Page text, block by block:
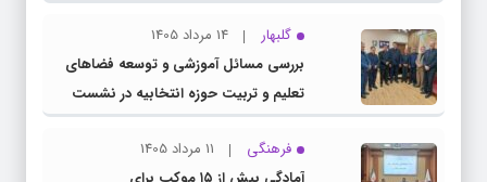
گلبهار
14 مرداد 1405
بررسی مسائل آموزشی و توسعه فضاهای
تعلیم و تربیت حوزه انتخابیه در نشست
مشترک عضو کمیسیون آموزش مجلس با
مدیرکل آموزش و پرورش خراسان رضوی
فرهنگی
11 مرداد 1405